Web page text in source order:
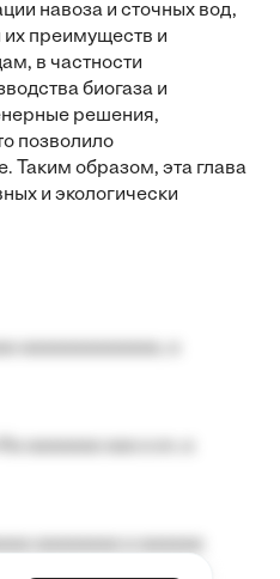
навоза и сточных вод,
их преимуществ и
в частности
биогаза и
решения,
позволило
Таким образом, эта глава
и экологически